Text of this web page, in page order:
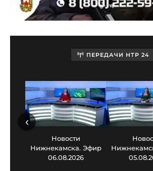
ПЕРЕДАЧИ НТР 24
Новости
Нижнекамска. Эфир
06.08.2026
‹